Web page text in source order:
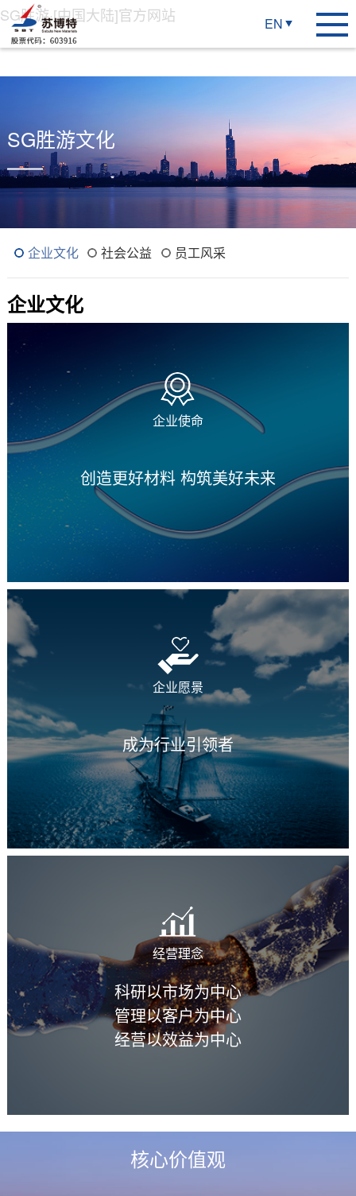
SG胜游·[中国大陆]官方网站 EN
SG胜游文化
企业文化 社会公益 员工风采
企业文化
企业使命
创造更好材料 构筑美好未来
企业愿景
成为行业引领者
经营理念
科研以市场为中心
管理以客户为中心
经营以效益为中心
核心价值观